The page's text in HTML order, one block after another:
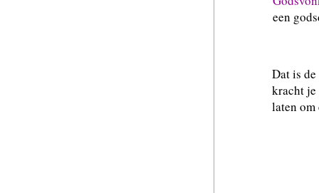
een
Dat is
kracht je
laten om